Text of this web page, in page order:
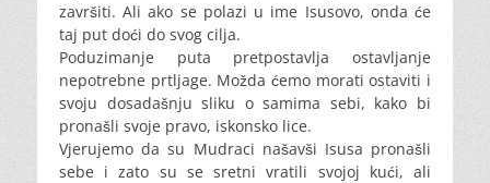
završiti. Ali ako se polazi u ime Isusovo, onda će
taj put doći do svog cilja.
Poduzimanje puta pretpostavlja ostavljanje
nepotrebne prtljage. Možda ćemo morati ostaviti i
svoju dosadašnju sliku o samima sebi, kako bi
pronašli svoje pravo, iskonsko lice.
Vjerujemo da su Mudraci našavši Isusa pronašli
sebe i zato su se sretni vratili svojoj kući, ali